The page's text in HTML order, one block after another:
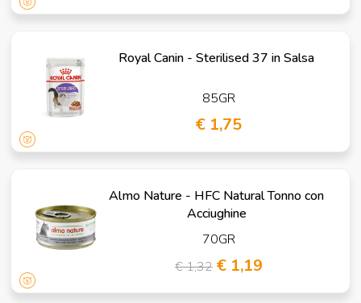
Royal Canin - Sterilised 37 in Salsa
85GR
€ 1,75
Almo Nature - HFC Natural Tonno con
Acciughine
70GR
€ 1,32 € 1,19